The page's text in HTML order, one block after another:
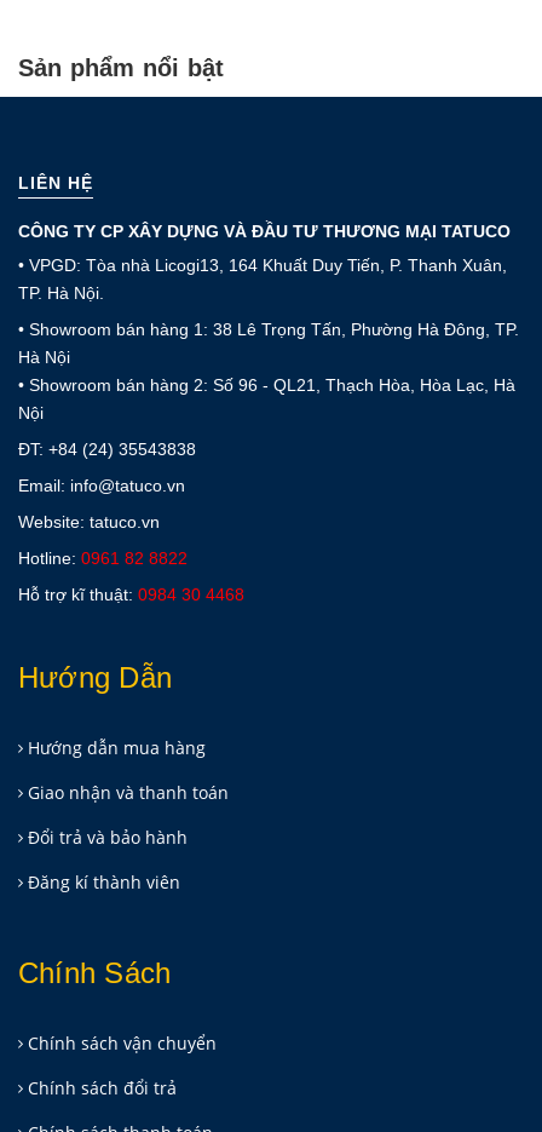
Sản phẩm nổi bật
LIÊN HỆ
CÔNG TY CP XÂY DỰNG VÀ ĐẦU TƯ THƯƠNG MẠI TATUCO
• VPGD: Tòa nhà Licogi13, 164 Khuất Duy Tiến, P. Thanh Xuân,
TP. Hà Nội.
• Showroom bán hàng 1: 38 Lê Trọng Tấn, Phường Hà Đông, TP.
Hà Nội
• Showroom bán hàng 2: Số 96 - QL21, Thạch Hòa, Hòa Lạc, Hà
Nội
ĐT: +84 (24) 35543838
Email: info@tatuco.vn
Website: tatuco.vn
Hotline: 0961 82 8822
Hỗ trợ kĩ thuật: 0984 30 4468
Hướng Dẫn
Hướng dẫn mua hàng
Giao nhận và thanh toán
Đổi trả và bảo hành
Đăng kí thành viên
Chính Sách
Chính sách vận chuyển
Chính sách đổi trả